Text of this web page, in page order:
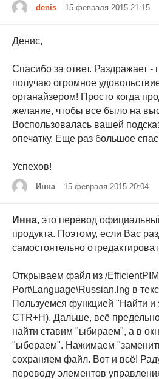
denis 15 февраля 2015 21:15
Денис,
Спасибо за ответ. Раздражает -
получаю огромное
органайзером! Просто когда
желание, чтобы все было на
Воспользовалась вашей
опечатку. Еще раз большое
Успехов!
Инна 15 февраля 2015 20:04
Инна, это перевод
продукта. Поэтому, если Вас
самостоятельно
Открываем файл из /
Port\Language\Russian.lng в
Пользуемся функцией "Найти и
CTR+H). Дальше, всё
найти ставим "ыбираем", а в
"ыбераем". Нажимаем
сохраняем файл. Вот и всё!
переводу элементов